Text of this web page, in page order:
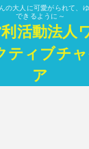
の大人に可愛がられて、
できるように～
活動法人
ティブチ
ア